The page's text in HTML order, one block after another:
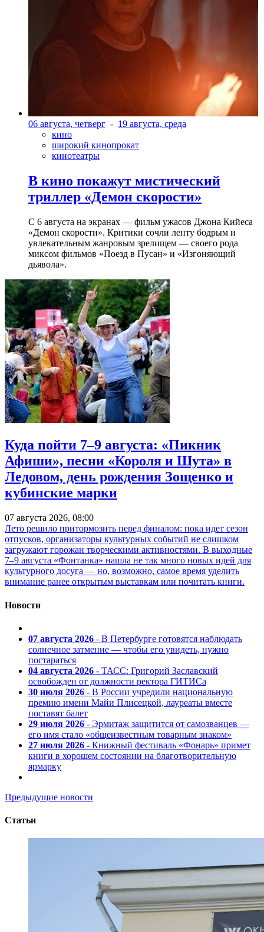
06 августа, четверг - 19 августа, среда
кино
широкий кинопрокат
кинотеатры
В кино покажут мистический
триллер «Демон скорости»
С 6 августа на экранах — фильм ужасов Джона Кийеса
«Демон скорости». Критики сочли ленту бодрым и
увлекательным жанровым зрелищeм — своего рода
миксом фильмов «Поезд в Пусан» и «Изгоняющий
дьявола».
Куда пойти 7–9 августа: «Пикник
Афиши», песни «Короля и Шута» в
Ледовом, день рождения Зощенко и
кубинские марки
07 августа 2026, 08:00
Лето решило притормозить перед финалом: пока идет сезон
отпусков, организаторы культурных событий не слишком
загружают горожан творческими активностями. В выходные
7–9 августа «Фонтанка» нашла не так много новых идей для
культурного досуга — но, возможно, самое время уделить
внимание ранее открытым выставкам или почитать книги.
Новости
07 августа 2026 - В Петербурге готовятся наблюдать
солнечное затмение — чтобы его увидеть, нужно
постараться
04 августа 2026 - ТАСС: Григорий Заславский
освобожден от должности ректора ГИТИСа
30 июля 2026 - В России учредили национальную
премию имени Майи Плисецкой, лауреаты вместе
поставят балет
29 июля 2026 - Эрмитаж защитится от самозванцев —
его имя стало «общеизвестным товарным знаком»
27 июля 2026 - Книжный фестиваль «Фонарь» примет
книги в хорошем состоянии на благотворительную
ярмарку
Предыдущие новости
Статьи